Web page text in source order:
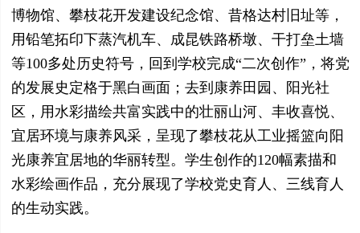
博物馆、攀枝花开发建设纪念馆、昔格达村旧址等，
用铅笔拓印下蒸汽机车、成昆铁路桥墩、干打垒土墙
等100多处历史符号，回到学校完成“二次创作”，将党
的发展史定格于黑白画面；去到康养田园、阳光社
区，用水彩描绘共富实践中的壮丽山河、丰收喜悦、
宜居环境与康养风采，呈现了攀枝花从工业摇篮向阳
光康养宜居地的华丽转型。学生创作的120幅素描和
水彩绘画作品，充分展现了学校党史育人、三线育人
的生动实践。